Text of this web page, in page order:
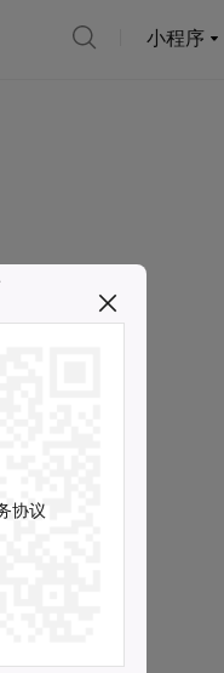
小程序
协议